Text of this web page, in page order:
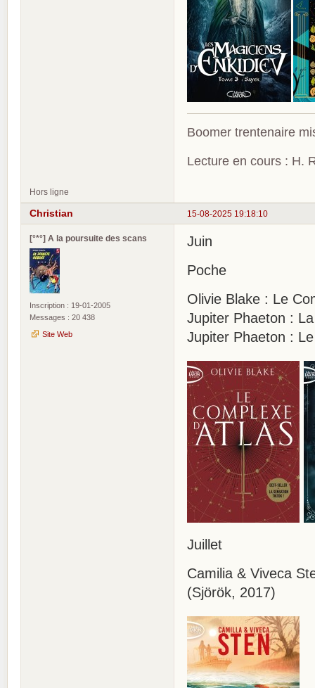
Boomer trentenaire
Lecture en cours : H.
Hors ligne
15-08-2025 19:18:10
Christian
[°*°] A la poursuite des scans
Inscription : 19-01-2005
Messages : 20 438
Site Web
Juin
Poche
Olivie Blake : Le
Jupiter Phaeton :
Jupiter Phaeton :
Juillet
Camilia & Viveca
(Sjörök, 2017)